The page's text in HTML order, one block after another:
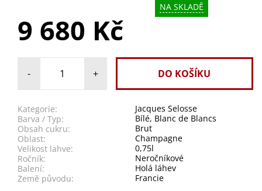
NA SKLADĚ
9 680 Kč
- +
Kategorie:
Jacques Selosse
Barva / Typ:
Bílé, Blanc de Blancs
Obsah cukru:
Brut
Oblast:
Champagne
Velikost lahve:
0,75l
Ročník:
Neročníkové
Balení:
Holá láhev
Země původu:
Francie